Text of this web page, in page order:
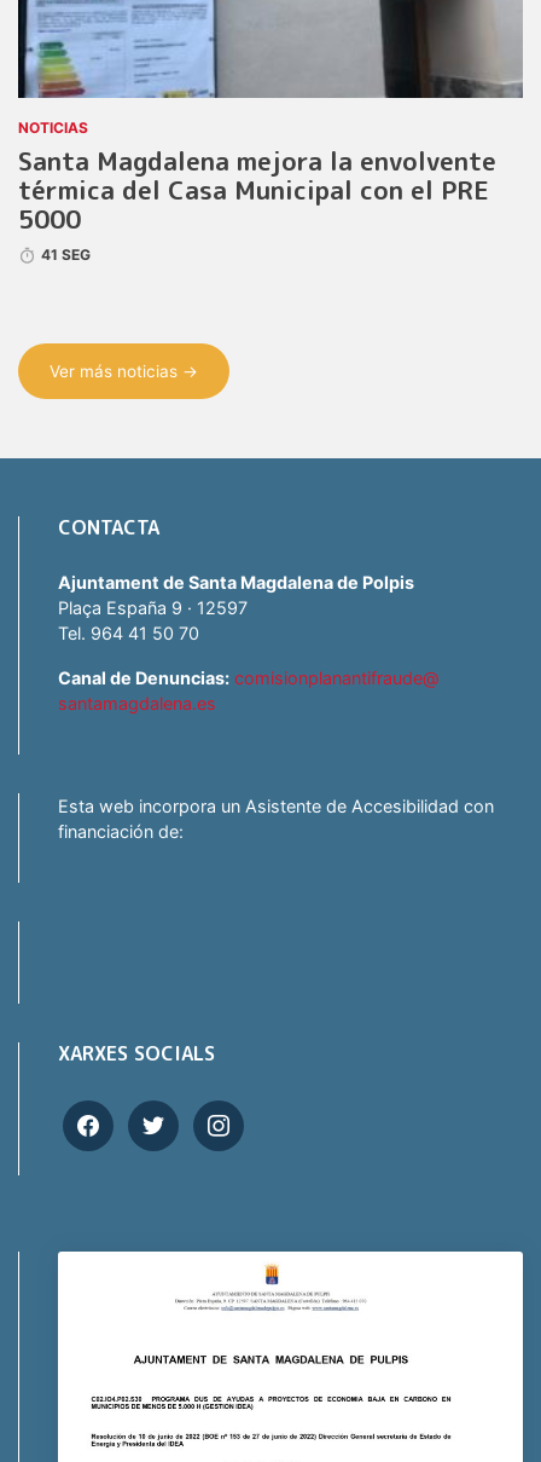
NOTICIAS
Santa Magdalena mejora la envolvente
térmica del Casa Municipal con el PRE
5000
41 SEG
Ver más noticias →
CONTACTA
Ajuntament de Santa Magdalena de Polpis
Plaça España 9 · 12597
Tel. 964 41 50 70
Canal de Denuncias: comisionplanantifraude@
santamagdalena.es
Esta web incorpora un Asistente de Accesibilidad con
financiación de:
XARXES SOCIALS
facebooktwitter instagram